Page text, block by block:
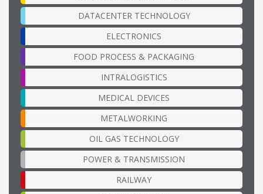
DATACENTER TECHNOLOGY
ELECTRONICS
FOOD PROCESS & PACKAGING
INTRALOGISTICS
MEDICAL DEVICES
METALWORKING
OIL GAS TECHNOLOGY
POWER & TRANSMISSION
RAILWAY